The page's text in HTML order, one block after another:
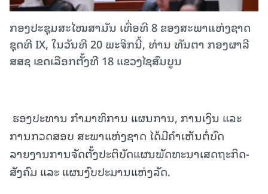
ກອງປະຊຸມສະໄໝສາມັນ ເທື່ອທີ 8 ຂອງສະພາແຫ່ງຊາດ
ຊຸດທີ IX, ໃນວັນທີ 20 ພະຈິກນີ້, ທ່ານ ທັນຕາ ກອງຜາລີ
ສສຊ ເຂດເລືອກຕັ້ງທີ 18 ແຂວງໄຊສົມບູນ
ຮອງປະທານ ກໍາມາທິການ ແຜນການ, ການເງິນ ແລະ
ການກວດສອບ ສະພາແຫ່ງຊາດ ໄດ້ມີຄໍາເຫັນຕໍ່ບົດ
ລາຍງານການຈັດຕັ້ງປະຕິບັດແຜນພັດທະນາເສດຖະກິດ-
ສັງຄົມ ແລະ ແຜນງົບປະມານແຫ່ງລັດ.